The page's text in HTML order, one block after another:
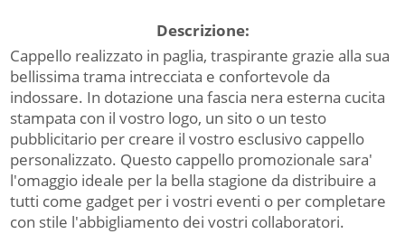
Descrizione:
Cappello realizzato in paglia, traspirante grazie alla sua
bellissima trama intrecciata e confortevole da
indossare. In dotazione una fascia nera esterna cucita
stampata con il vostro logo, un sito o un testo
pubblicitario per creare il vostro esclusivo cappello
personalizzato. Questo cappello promozionale sara'
l'omaggio ideale per la bella stagione da distribuire a
tutti come gadget per i vostri eventi o per completare
con stile l'abbigliamento dei vostri collaboratori.